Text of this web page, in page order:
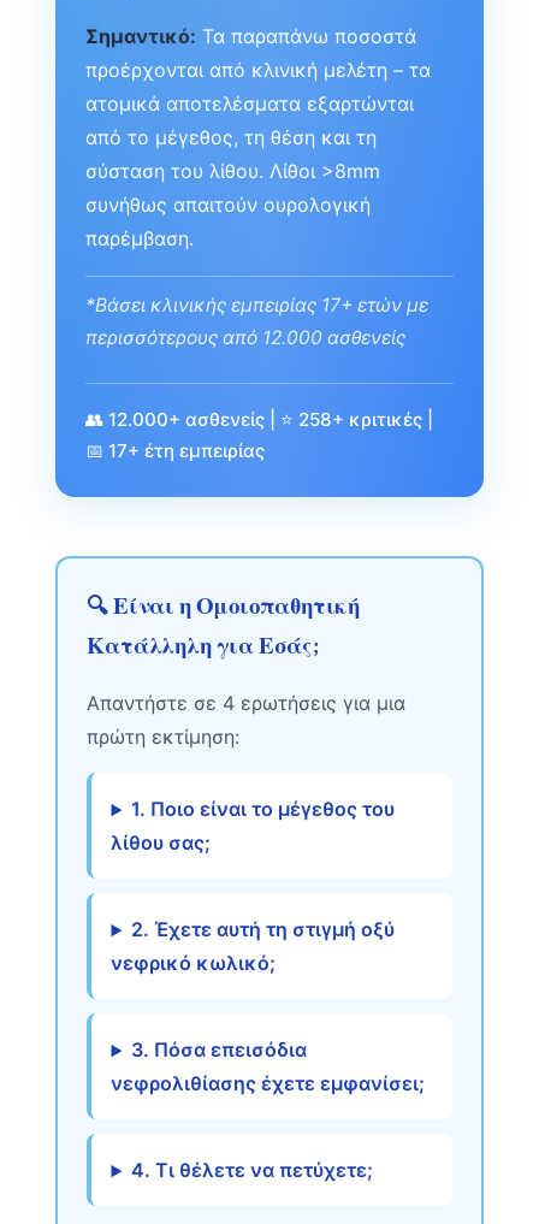
Σημαντικό: Τα παραπάνω ποσοστά
προέρχονται από κλινική μελέτη – τα
ατομικά αποτελέσματα εξαρτώνται
από το μέγεθος, τη θέση και τη
σύσταση του λίθου. Λίθοι >8mm
συνήθως απαιτούν ουρολογική
παρέμβαση.
*Βάσει κλινικής εμπειρίας 17+ ετών με
περισσότερους από 12.000 ασθενείς
👥 12.000+ ασθενείς | ⭐ 258+ κριτικές |
📅 17+ έτη εμπειρίας
🔍 Είναι η Ομοιοπαθητική
Κατάλληλη για Εσάς;
Απαντήστε σε 4 ερωτήσεις για μια
πρώτη εκτίμηση:
1. Ποιο είναι το μέγεθος του
λίθου σας;
2. Έχετε αυτή τη στιγμή οξύ
νεφρικό κωλικό;
3. Πόσα επεισόδια
νεφρολιθίασης έχετε εμφανίσει;
4. Τι θέλετε να πετύχετε;